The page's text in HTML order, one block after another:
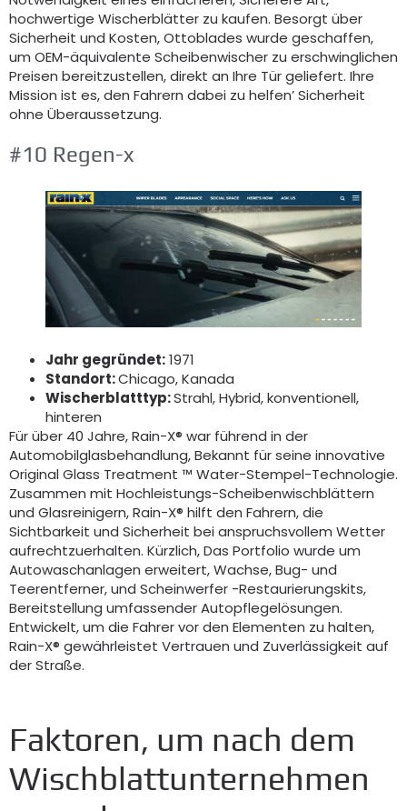
hochwertige Wischerblätter zu kaufen. Besorgt über
Sicherheit und Kosten, Ottoblades wurde geschaffen,
um OEM-äquivalente Scheibenwischer zu erschwinglichen
Preisen bereitzustellen, direkt an Ihre Tür geliefert. Ihre
Mission ist es, den Fahrern dabei zu helfen’ Sicherheit
ohne Überaussetzung.
#10 Regen-x
Jahr gegründet:1971
Standort:Chicago, Kanada
Wischerblatttyp:Strahl, Hybrid, konventionell,
hinteren
Für über 40 Jahre, Rain-X® war führend in der
Automobilglasbehandlung, Bekannt für seine innovative
Original Glass Treatment ™ Water-Stempel-Technologie.
Zusammen mit Hochleistungs-Scheibenwischblättern
und Glasreinigern, Rain-X® hilft den Fahrern, die
Sichtbarkeit und Sicherheit bei anspruchsvollem Wetter
aufrechtzuerhalten. Kürzlich, Das Portfolio wurde um
Autowaschanlagen erweitert, Wachse, Bug- und
Teerentferner, und Scheinwerfer -Restaurierungskits,
Bereitstellung umfassender Autopflegelösungen.
Entwickelt, um die Fahrer vor den Elementen zu halten,
Rain-X® gewährleistet Vertrauen und Zuverlässigkeit auf
der Straße.
Faktoren, um nach dem
Wischblattunternehmen